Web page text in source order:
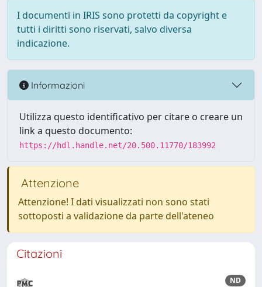
I documenti in IRIS sono protetti da copyright e
tutti i diritti sono riservati, salvo diversa
indicazione.
Informazioni
Utilizza questo identificativo per citare o creare un
link a questo documento:
https://hdl.handle.net/20.500.11770/183992
Attenzione
Attenzione! I dati visualizzati non sono stati
sottoposti a validazione da parte dell'ateneo
Citazioni
ND